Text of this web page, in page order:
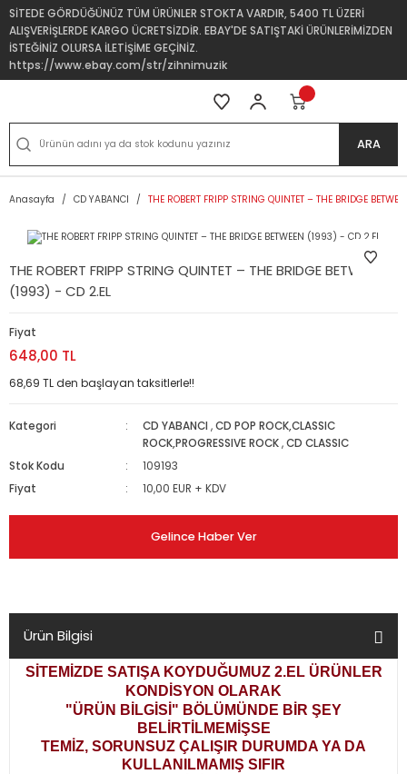
SİTEDE GÖRDÜĞÜNÜZ TÜM ÜRÜNLER STOKTA VARDIR, 5400 TL ÜZERİ
ALIŞVERİŞLERDE KARGO ÜCRETSİZDİR. EBAY'DE SATIŞTAKİ ÜRÜNLERİMİZDEN
İSTEĞİNİZ OLURSA İLETİŞİME GEÇİNİZ.
https://www.ebay.com/str/zihnimuzik
ARA
Anasayfa CD YABANCI THE ROBERT FRIPP STRING QUINTET – THE BRIDGE
THE ROBERT FRIPP STRING QUINTET – THE BRIDGE BETWEEN
(1993) - CD 2.EL
Fiyat
648,00 TL
68,69 TL den başlayan taksitlerle!!
Kategori CD YABANCI ,CD POP ROCK,CLASSIC
ROCK,PROGRESSIVE ROCK ,CD CLASSIC
Stok Kodu
109193
Fiyat
10,00 EUR + KDV
Gelince Haber Ver
Ürün Bilgisi
SİTEMİZDE SATIŞA KOYDUĞUMUZ 2.EL ÜRÜNLER
KONDİSYON OLARAK
"ÜRÜN BİLGİSİ" BÖLÜMÜNDE BİR ŞEY
BELİRTİLMEMİŞSE
TEMİZ, SORUNSUZ ÇALIŞIR DURUMDA YA DA
KULLANILMAMIŞ SIFIR